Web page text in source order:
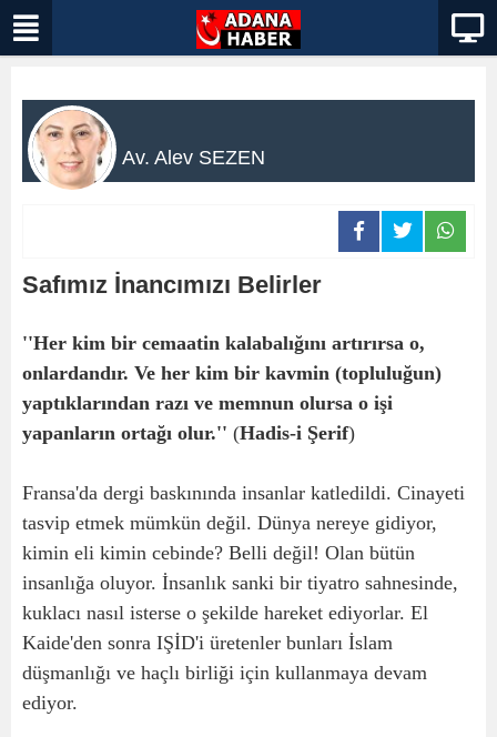
Av. Alev SEZEN
Safımız İnancımızı Belirler
''Her kim bir cemaatin kalabalığını artırırsa o,
onlardandır. Ve her kim bir kavmin (topluluğun)
yaptıklarından razı ve memnun olursa o işi
yapanların ortağı olur.'' (Hadis-i Şerif)
Fransa'da dergi baskınında insanlar katledildi. Cinayeti
tasvip etmek mümkün değil. Dünya nereye gidiyor,
kimin eli kimin cebinde? Belli değil! Olan bütün
insanlığa oluyor. İnsanlık sanki bir tiyatro sahnesinde,
kuklacı nasıl isterse o şekilde hareket ediyorlar. El
Kaide'den sonra IŞİD'i üretenler bunları İslam
düşmanlığı ve haçlı birliği için kullanmaya devam
ediyor.